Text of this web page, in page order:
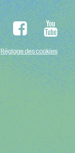
Réglage des cookies